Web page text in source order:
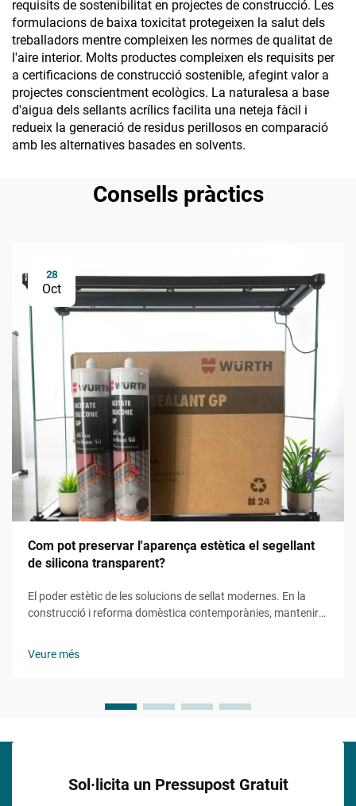
requisits de sostenibilitat en projectes de construcció. Les
formulacions de baixa toxicitat protegeixen la salut dels
treballadors mentre compleixen les normes de qualitat de
l'aire interior. Molts productes compleixen els requisits per
a certificacions de construcció sostenible, afegint valor a
projectes conscientment ecològics. La naturalesa a base
d'aigua dels sellants acrílics facilita una neteja fàcil i
redueix la generació de residus perillosos en comparació
amb les alternatives basades en solvents.
Consells pràctics
28
Oct
Com pot preservar l'aparença estètica el segellant
de silicona transparent?
El poder estètic de les solucions de sellat modernes. En la
construcció i reforma domèstica contemporànies, mantenir
Veure més
Sol·licita un Pressupost Gratuit